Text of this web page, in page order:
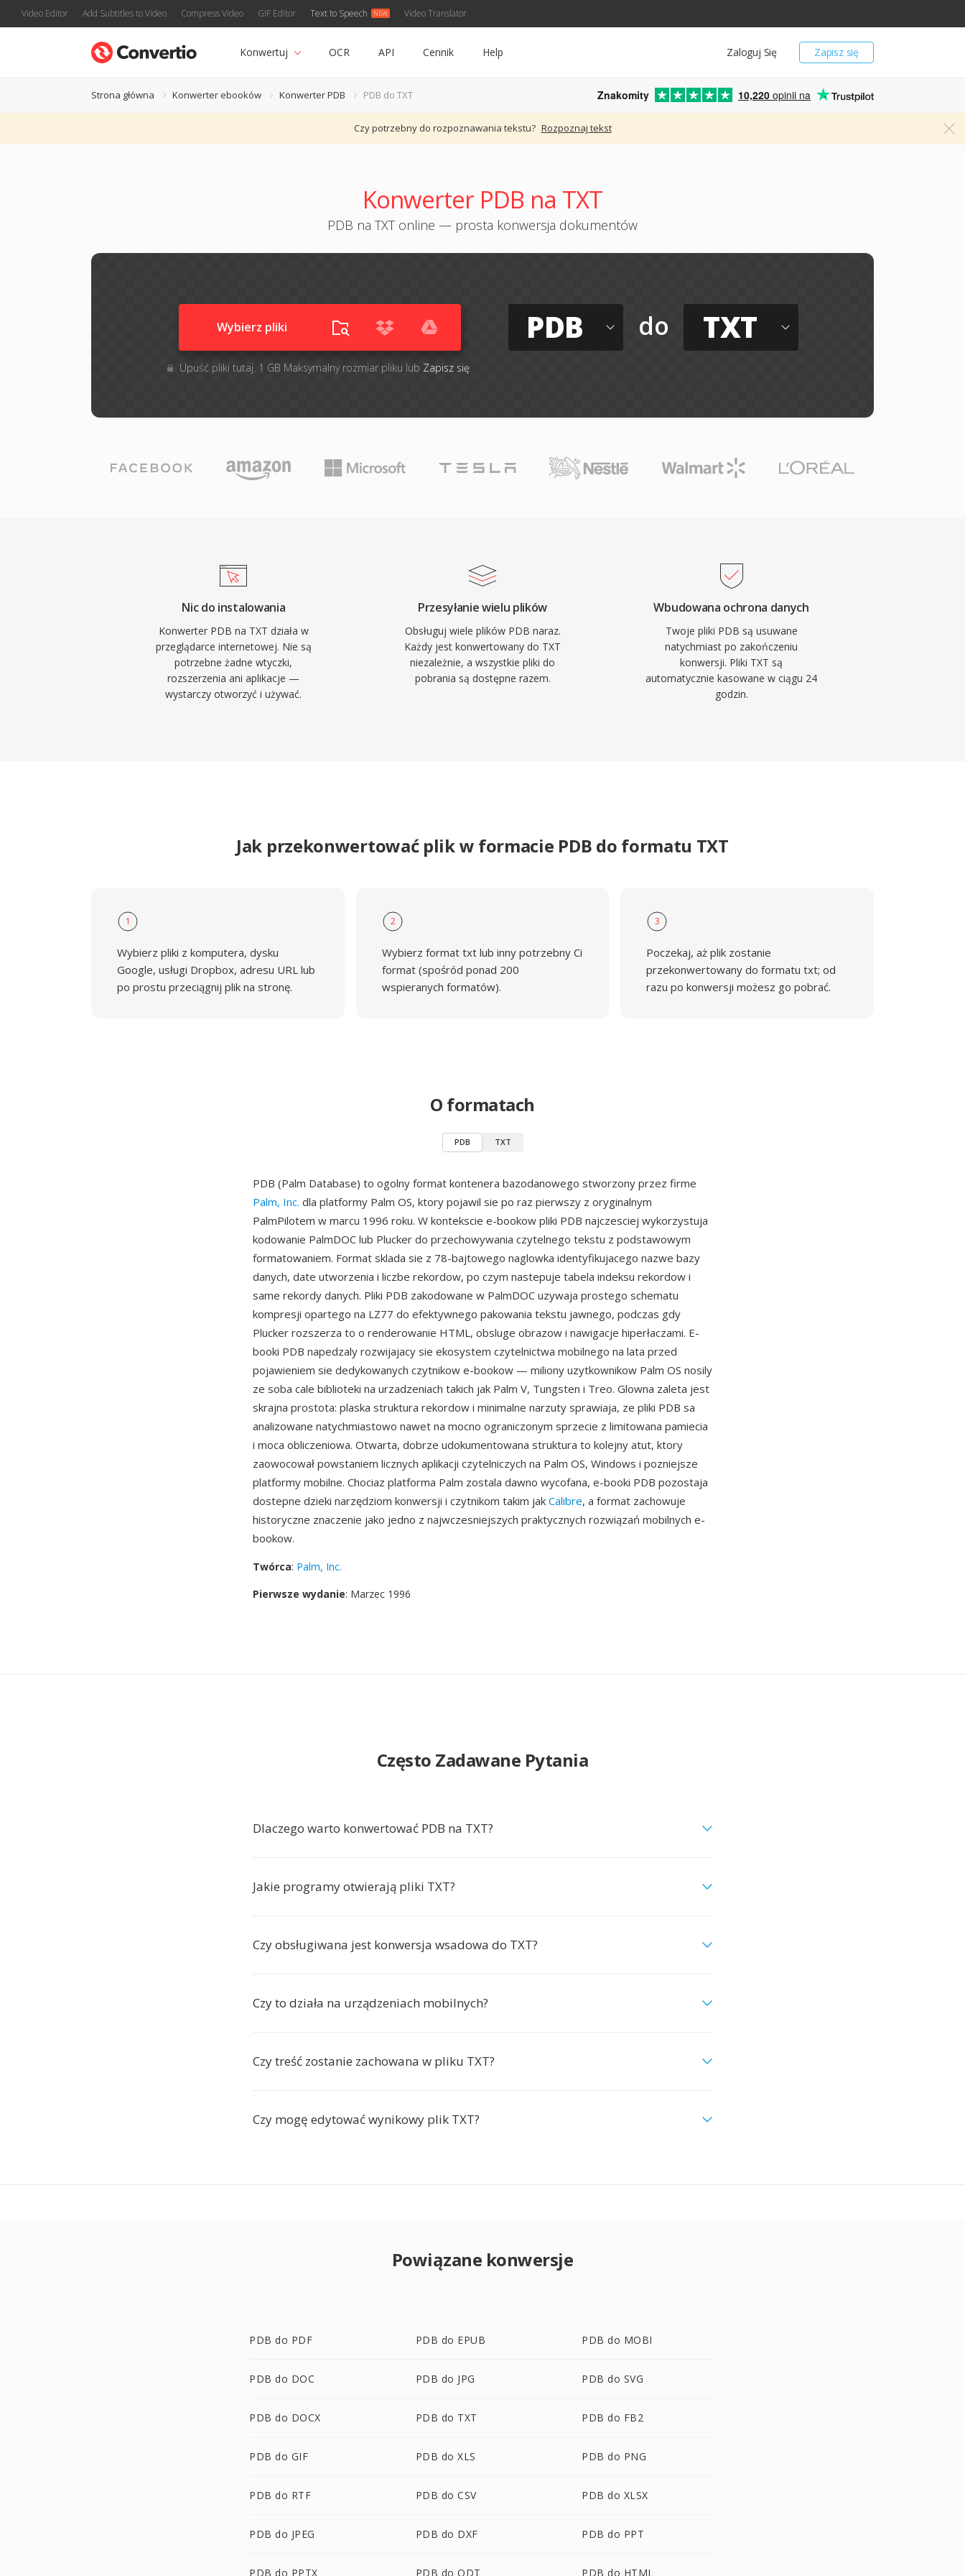
Video Editor Add Subtitles to Video Compress Video GIF Editor Text to Speech Video Translator
Zapisz się
Zaloguj Się
Konwertuj OCR API Cennik Help
Strona główna Konwerter ebooków Konwerter PDB PDB do TXT Znakomity 10,220 opinii na
Czy potrzebny do rozpoznawania tekstu? Rozpoznaj tekst
Konwerter PDB na TXT
PDB na TXT online — prosta konwersja dokumentów
Wybierz pliki
Upuść pliki tutaj. 1 GB Maksymalny rozmiar pliku lub Zapisz się
PDB do TXT
Nic do instalowania
Konwerter PDB na TXT działa w
przeglądarce internetowej. Nie są
potrzebne żadne wtyczki,
rozszerzenia ani aplikacje —
wystarczy otworzyć i używać.
Przesyłanie wielu plików
Obsługuj wiele plików PDB naraz.
Każdy jest konwertowany do TXT
niezależnie, a wszystkie pliki do
pobrania są dostępne razem.
Wbudowana ochrona danych
Twoje pliki PDB są usuwane
natychmiast po zakończeniu
konwersji. Pliki TXT są
automatycznie kasowane w ciągu 24
godzin.
Jak przekonwertować plik w formacie PDB do formatu TXT
1
Wybierz pliki z komputera, dysku
Google, usługi Dropbox, adresu URL lub
po prostu przeciągnij plik na stronę.
2
Wybierz format txt lub inny potrzebny Ci
format (spośród ponad 200
wspieranych formatów).
3
Poczekaj, aż plik zostanie
przekonwertowany do formatu txt; od
razu po konwersji możesz go pobrać.
O formatach
PDB TXT
PDB (Palm Database) to ogolny format kontenera bazodanowego stworzony przez firme
Palm, Inc. dla platformy Palm OS, ktory pojawil sie po raz pierwszy z oryginalnym
PalmPilotem w marcu 1996 roku. W kontekscie e-bookow pliki PDB najczesciej wykorzystuja
kodowanie PalmDOC lub Plucker do przechowywania czytelnego tekstu z podstawowym
formatowaniem. Format sklada sie z 78-bajtowego naglowka identyfikujacego nazwe bazy
danych, date utworzenia i liczbe rekordow, po czym nastepuje tabela indeksu rekordow i
same rekordy danych. Pliki PDB zakodowane w PalmDOC uzywaja prostego schematu
kompresji opartego na LZ77 do efektywnego pakowania tekstu jawnego, podczas gdy
Plucker rozszerza to o renderowanie HTML, obsluge obrazow i nawigacje hiperłaczami. E-
booki PDB napedzaly rozwijajacy sie ekosystem czytelnictwa mobilnego na lata przed
pojawieniem sie dedykowanych czytnikow e-bookow — miliony uzytkownikow Palm OS nosily
ze soba cale biblioteki na urzadzeniach takich jak Palm V, Tungsten i Treo. Glowna zaleta jest
skrajna prostota: plaska struktura rekordow i minimalne narzuty sprawiaja, ze pliki PDB sa
analizowane natychmiastowo nawet na mocno ograniczonym sprzecie z limitowana pamiecia
i moca obliczeniowa. Otwarta, dobrze udokumentowana struktura to kolejny atut, ktory
zaowocował powstaniem licznych aplikacji czytelniczych na Palm OS, Windows i pozniejsze
platformy mobilne. Chociaz platforma Palm zostala dawno wycofana, e-booki PDB pozostaja
dostepne dzieki narzędziom konwersji i czytnikom takim jak Calibre, a format zachowuje
historyczne znaczenie jako jedno z najwczesniejszych praktycznych rozwiązań mobilnych e-
bookow.
Twórca: Palm, Inc.
Pierwsze wydanie: Marzec 1996
Często Zadawane Pytania
Dlaczego warto konwertować PDB na TXT?
Jakie programy otwierają pliki TXT?
Czy obsługiwana jest konwersja wsadowa do TXT?
Czy to działa na urządzeniach mobilnych?
Czy treść zostanie zachowana w pliku TXT?
Czy mogę edytować wynikowy plik TXT?
Powiązane konwersje
PDB do PDF PDB do EPUB PDB do MOBI
PDB do DOC PDB do JPG PDB do SVG
PDB do DOCX PDB do TXT PDB do FB2
PDB do GIF PDB do XLS PDB do PNG
PDB do RTF PDB do CSV PDB do XLSX
PDB do JPEG PDB do DXF PDB do PPT
PDB do PPTX PDB do ODT PDB do HTML